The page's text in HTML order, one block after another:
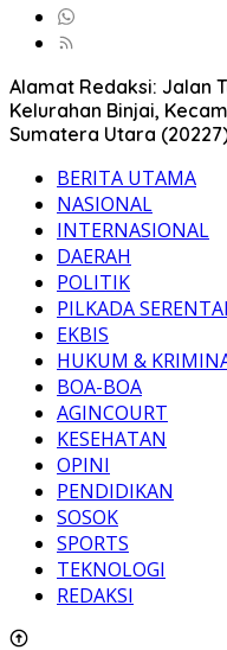
Alamat Redaksi: Jalan
Kelurahan Binjai,
Sumatera Utara
BERITA UTAMA
NASIONAL
INTERNASIONAL
DAERAH
POLITIK
PILKADA
EKBIS
HUKUM &
BOA-BOA
AGINCOURT
KESEHATAN
OPINI
PENDIDIKAN
SOSOK
SPORTS
TEKNOLOGI
REDAKSI